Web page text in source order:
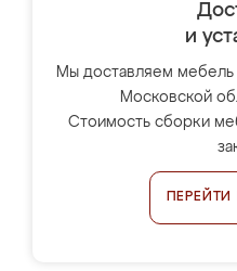
и
Мы доставляем
Московской
Стоимость сборки
ПЕРЕЙТИ